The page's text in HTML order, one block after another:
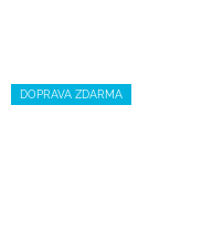
DOPRAVA ZDARMA